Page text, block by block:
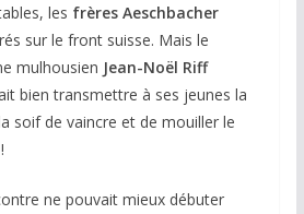
les frères Aeschbacher
sur le front suisse. Mais le
mulhousien Jean-Noël Riff
bien transmettre à ses jeunes la
soif de vaincre et de mouiller le
ne pouvait mieux débuter